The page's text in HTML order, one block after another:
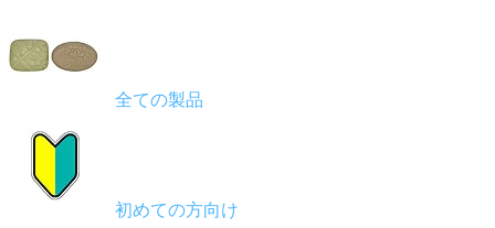
全ての製品
初めての方向け